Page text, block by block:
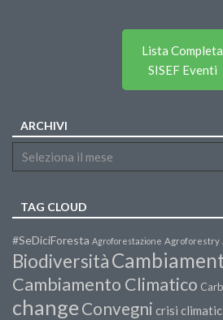
Lista Completa
SISEF Eventi
ARCHIVI
TAG CLOUD
#SeDiciForesta Agroforestazione Agroforestry
Biodiversità
Cambiamento Climatico
changeConvegni crisi